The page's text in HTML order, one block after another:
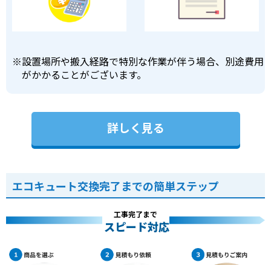
※設置場所や搬入経路で特別な作業が伴う場合、別途費用
がかかることがございます。
詳しく見る
エコキュート交換完了までの簡単ステップ
工事完了まで
スピード対応